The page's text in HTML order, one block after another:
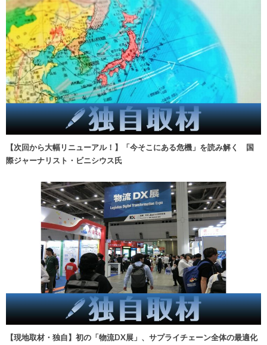
【次回から大幅リニューアル！】「今そこにある危機」を読み解く 国
際ジャーナリスト・ビニシウス氏
【現地取材・独自】初の「物流DX展」、サプライチェーン全体の最適化